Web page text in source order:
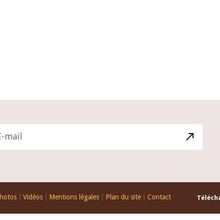
juin 2026, prononcée par son
Vidéos Mentions légales Plan du site Contact